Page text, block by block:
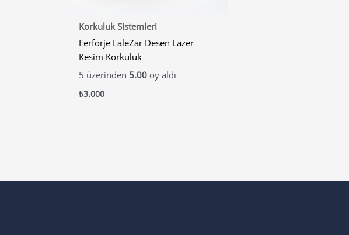
Korkuluk Sistemleri
Ferforje LaleZar Desen Lazer
Kesim Korkuluk
5 üzerinden 5.00 oy aldı
₺3.000